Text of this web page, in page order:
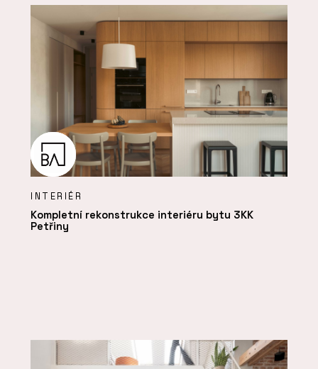
INTERIÉR
Kompletní rekonstrukce interiéru bytu 3KK
Petřiny